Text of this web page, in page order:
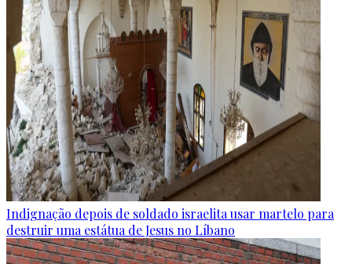
Indignação depois de soldado israelita usar martelo para
destruir uma estátua de Jesus no Líbano